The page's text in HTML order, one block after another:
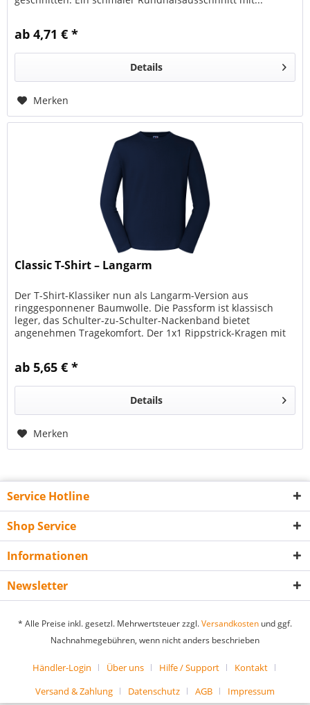
ab 4,71 € *
Details
Merken
Classic T-Shirt – Langarm
Der T-Shirt-Klassiker nun als Langarm-Version aus
ringgesponnener Baumwolle. Die Passform ist klassisch
leger, das Schulter-zu-Schulter-Nackenband bietet
angenehmen Tragekomfort. Der 1x1 Rippstrick-Kragen mit
ab 5,65 € *
Details
Merken
Service Hotline
Shop Service
Informationen
Newsletter
* Alle Preise inkl. gesetzl. Mehrwertsteuer zzgl.Versandkosten und ggf.
Nachnahmegebühren, wenn nicht anders beschrieben
Händler-Login Über uns Hilfe / Support
Kontakt
Versand & Zahlung
Datenschutz AGB Impressum